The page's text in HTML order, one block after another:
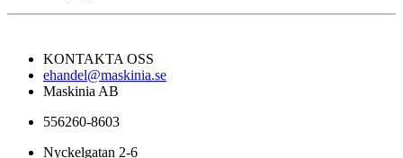
KONTAKTA OSS
ehandel@maskinia.se
Maskinia AB
556260-8603
Nyckelgatan 2-6